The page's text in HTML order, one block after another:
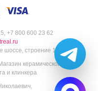
, +7 800 600 23 62
шоссе, строение 1.
керамической
и клинкера